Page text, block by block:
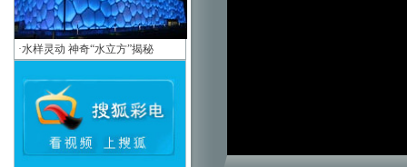
·水样灵动 神奇“水立方”揭秘